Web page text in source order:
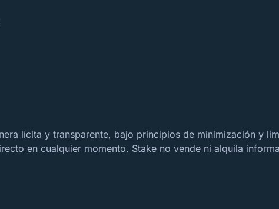
lícita y transparente, bajo principios de minimización y
en cualquier momento. Stake no vende ni alquila